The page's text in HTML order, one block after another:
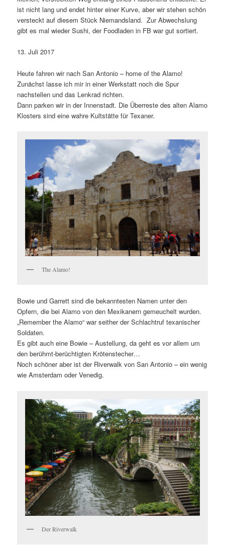
ist nicht lang und endet hinter einer Kurve, aber wir stehen schön
versteckt auf diesem Stück Niemandsland. Zur Abwechslung
gibt es mal wieder Sushi, der Foodladen in FB war gut sortiert.
13. Juli 2017
Heute fahren wir nach San Antonio – home of the Alamo!
Zunächst lasse ich mir in einer Werkstatt noch die Spur
nachstellen und das Lenkrad richten.
Dann parken wir in der Innenstadt. Die Überreste des alten Alamo
Klosters sind eine wahre Kultstätte für Texaner.
The Alamo!
Bowie und Garrett sind die bekanntesten Namen unter den
Opfern, die bei Alamo von den Mexikanern gemeuchelt wurden.
„Remember the Alamo“ war seither der Schlachtruf texanischer
Soldaten.
Es gibt auch eine Bowie – Austellung, da geht es vor allem um
den berühmt-berüchtigten Krötenstecher…
Noch schöner aber ist der Riverwalk von San Antonio – ein wenig
wie Amsterdam oder Venedig.
Der Riverwalk